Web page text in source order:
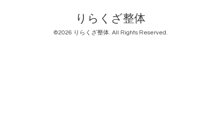
りらくざ整体
©2026 りらくざ整体. All Rights Reserved.